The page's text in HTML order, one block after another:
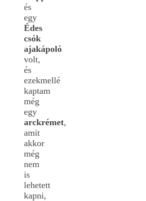
és
egy
Édes
csók
ajakápoló
volt,
és
ezekmellé
kaptam
még
egy
arckrémet,
amit
akkor
még
nem
is
lehetett
kapni,